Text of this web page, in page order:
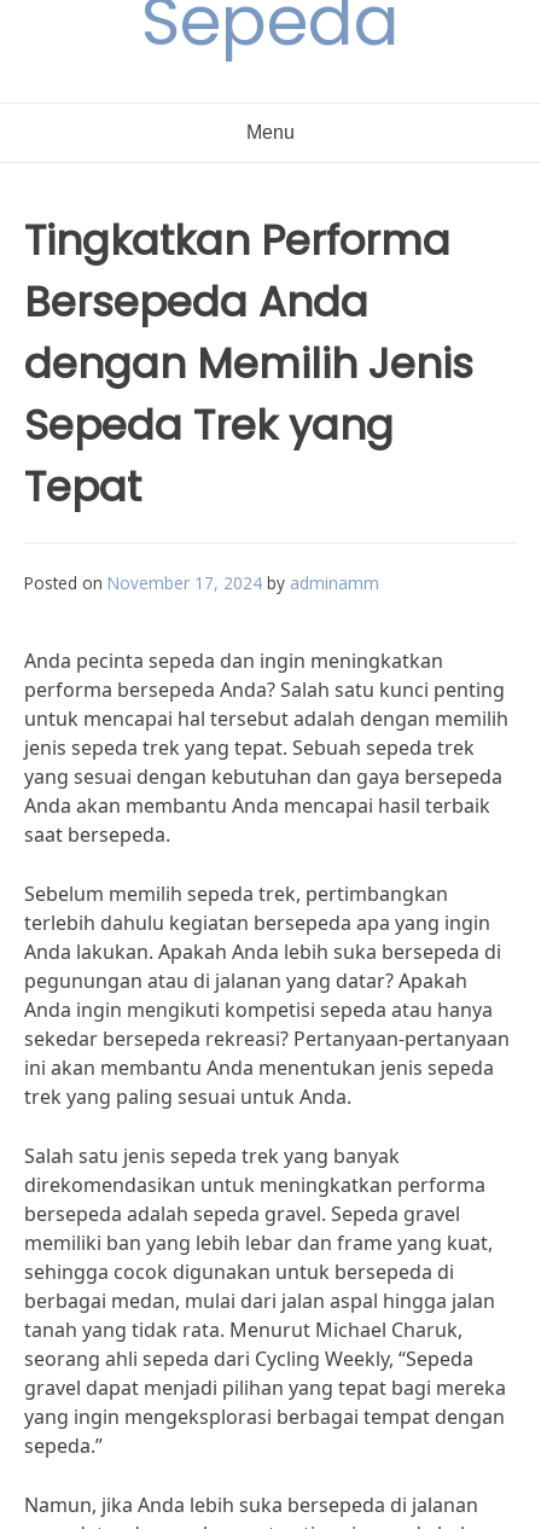
Sepeda
Menu
Tingkatkan Performa
Bersepeda Anda
dengan Memilih Jenis
Sepeda Trek yang
Tepat
Posted on November 17, 2024 by adminamm
Anda pecinta sepeda dan ingin meningkatkan
performa bersepeda Anda? Salah satu kunci penting
untuk mencapai hal tersebut adalah dengan memilih
jenis sepeda trek yang tepat. Sebuah sepeda trek
yang sesuai dengan kebutuhan dan gaya bersepeda
Anda akan membantu Anda mencapai hasil terbaik
saat bersepeda.
Sebelum memilih sepeda trek, pertimbangkan
terlebih dahulu kegiatan bersepeda apa yang ingin
Anda lakukan. Apakah Anda lebih suka bersepeda di
pegunungan atau di jalanan yang datar? Apakah
Anda ingin mengikuti kompetisi sepeda atau hanya
sekedar bersepeda rekreasi? Pertanyaan-pertanyaan
ini akan membantu Anda menentukan jenis sepeda
trek yang paling sesuai untuk Anda.
Salah satu jenis sepeda trek yang banyak
direkomendasikan untuk meningkatkan performa
bersepeda adalah sepeda gravel. Sepeda gravel
memiliki ban yang lebih lebar dan frame yang kuat,
sehingga cocok digunakan untuk bersepeda di
berbagai medan, mulai dari jalan aspal hingga jalan
tanah yang tidak rata. Menurut Michael Charuk,
seorang ahli sepeda dari Cycling Weekly, “Sepeda
gravel dapat menjadi pilihan yang tepat bagi mereka
yang ingin mengeksplorasi berbagai tempat dengan
sepeda.”
Namun, jika Anda lebih suka bersepeda di jalanan